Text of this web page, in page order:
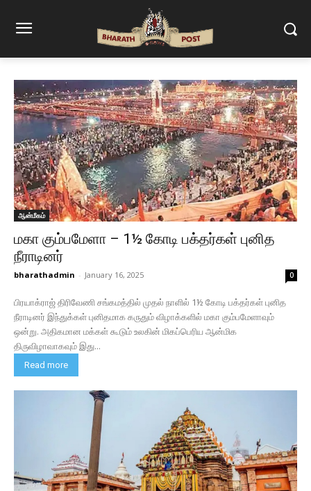
ஆன்மீகம்
மகா கும்பமேளா – 1½ கோடி பக்தர்கள் புனித
நீராடினர்
bharathadmin - January 16, 2025 0
பிரயாக்ராஜ் திரிவேணி சங்கமத்தில் முதல் நாளில் 1½ கோடி பக்தர்கள் புனித
நீராடினர் இந்துக்கள் புனிதமாக கருதும் விழாக்களில் மகா கும்பமேளாவும்
ஒன்று. அதிகமான மக்கள் கூடும் உலகின் மிகப்பெரிய ஆன்மிக
திருவிழாவாகவும் இது...
Read more